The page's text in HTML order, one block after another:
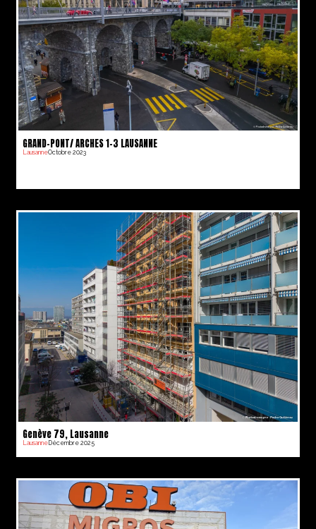
GRAND-PONT/ ARCHES 1-3 LAUSANNE
LausanneOctobre 2023
Genève 79, Lausanne
LausanneDécembre 2025